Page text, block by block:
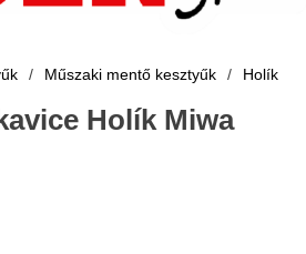
/ Műszaki mentő kesztyűk / Holík
Holík Miwa